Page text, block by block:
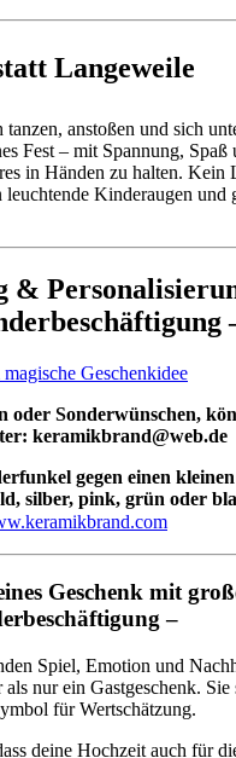
Langeweile
anstoßen und sich
Fest – mit Spannung, Spaß
in Händen zu halten. Kein
leuchtende Kinderaugen und
&
Geschenkidee
oder Sonderwünschen,
keramikbrand@web.de
gegen einen
silber, pink, grün oder
Geschenk mit
–
Spiel, Emotion und
nur ein Gastgeschenk.
für Wertschätzung.
deine Hochzeit auch für